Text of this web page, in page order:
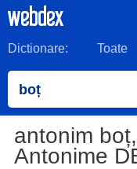
Dictionare: Toate
antonim
Antonime